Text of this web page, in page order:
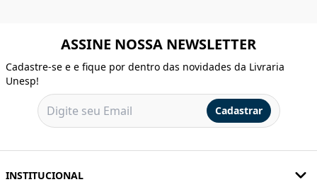
ASSINE NOSSA NEWSLETTER
Cadastre-se e e fique por dentro das novidades da Livraria
Unesp!
Cadastrar
INSTITUCIONAL